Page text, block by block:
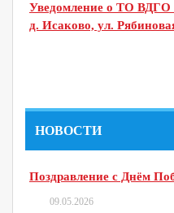
Уведомление о ТО ВДГО
д. Исаково, ул.
НОВОСТИ
Поздравление с Днём
09.05.2026